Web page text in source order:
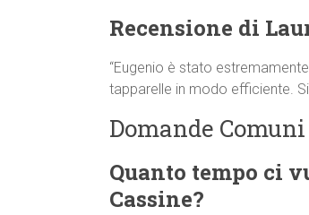
Recensione di
“Eugenio è stato
tapparelle in modo efficiente.
Domande Comuni
Quanto tempo ci
Cassine?